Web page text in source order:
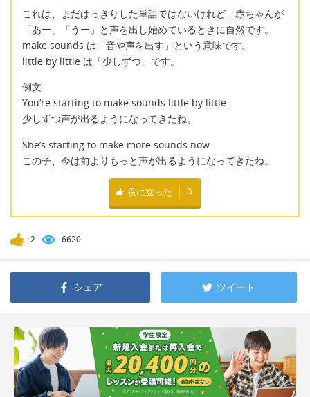
これは、まだはっきりした単語ではないけれど、赤ちゃんが
「あー」「うー」と声を出し始めているときに自然です。
make sounds は「音や声を出す」という意味です。
little by little は「少しずつ」です。
例文
You’re starting to make sounds little by little.
少しずつ声が出るようになってきたね。
She’s starting to make more sounds now.
この子、今は前よりもっと声が出るようになってきたね。
役に立った 0
2 6620
シェア ツイート